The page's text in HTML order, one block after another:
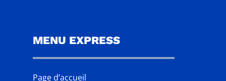
MENU EXPRESS
Page d’accueil